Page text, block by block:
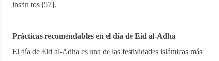
instin tos [57].
Prácticas recomendables en el día de Eid al-Adha
El día de Eid al-Adha es una de las festividades islámicas más